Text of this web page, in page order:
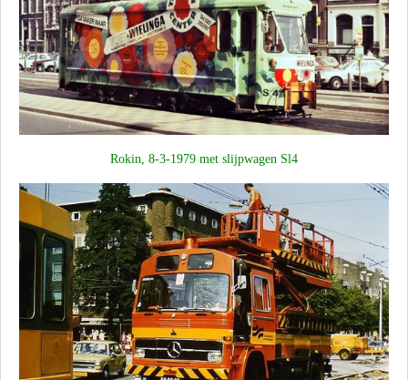
Rokin, 8-3-1979 met slijpwagen Sl4